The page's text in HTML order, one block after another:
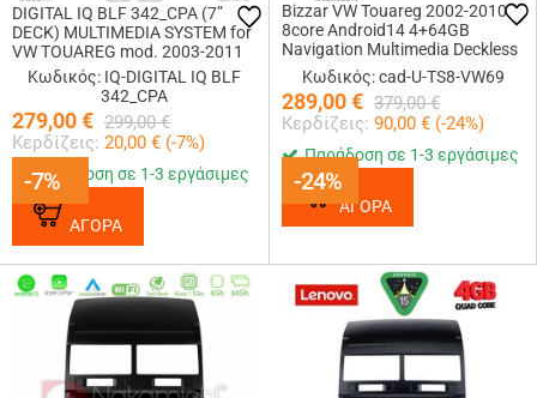
-7%
DIGITAL IQ BLF 342_CPA (7”
DECK) MULTIMEDIA SYSTEM for
VW TOUAREG mod. 2003-2011
Κωδικός: IQ-DIGITAL IQ BLF
342_CPA
279,00€ 299,00 €
Κερδίζεις: 20,00 € (-7%)
-7%
Παράδοση σε 1-3 εργάσιμες
ΑΓΟΡΑ
-24%
Bizzar VW Touareg 2002-2010
8core Android14 4+64GB
Navigation Multimedia Deckless
7 με Carplay/AndroidAuto (OEM
Style)
Κωδικός: cad-U-TS8-VW69
289,00€ 379,00 €
Κερδίζεις: 90,00 € (-24%)
-24%
Παράδοση σε 1-3 εργάσιμες
ΑΓΟΡΑ